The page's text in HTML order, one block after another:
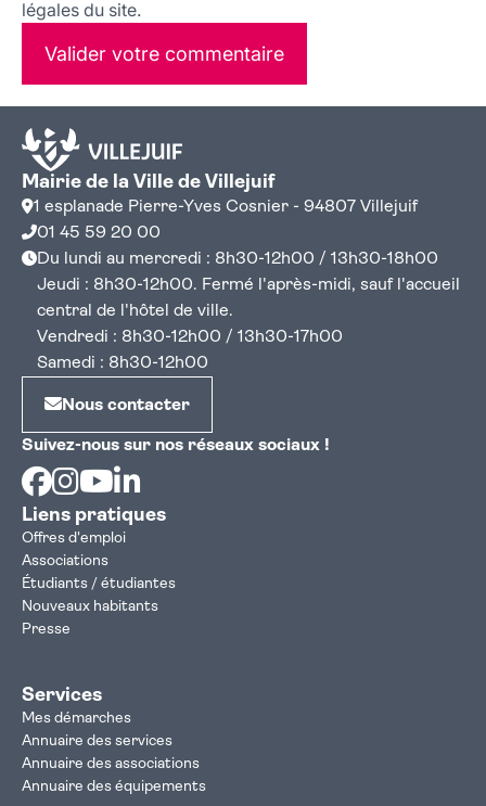
légales du site.
Valider votre commentaire
Mairie de la Ville de Villejuif
1 esplanade Pierre-Yves Cosnier - 94807 Villejuif
01 45 59 20 00
Du lundi au mercredi : 8h30-12h00 / 13h30-18h00
Jeudi : 8h30-12h00. Fermé l'après-midi, sauf l'accueil
central de l'hôtel de ville.
Vendredi : 8h30-12h00 / 13h30-17h00
Samedi : 8h30-12h00
Nous contacter
Suivez-nous sur nos réseaux sociaux !
Facebook
Instagram
Youtube
Liens pratiques
Offres d'emploi
Associations
Étudiants / étudiantes
Nouveaux habitants
Presse
Services
Mes démarches
Annuaire des services
Annuaire des associations
Annuaire des équipements